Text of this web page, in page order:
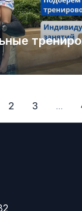
2 3 ...